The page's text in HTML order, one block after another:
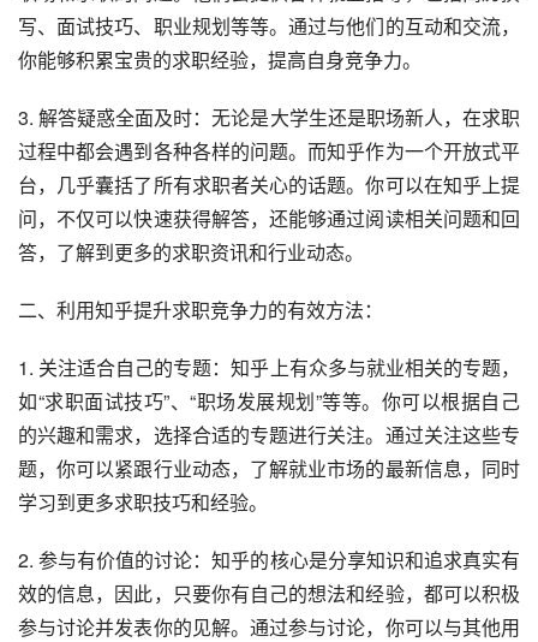
写、面试技巧、职业规划等等。通过与他们的互动和交流，
你能够积累宝贵的求职经验，提高自身竞争力。
3. 解答疑惑全面及时：无论是大学生还是职场新人，在求职
过程中都会遇到各种各样的问题。而知乎作为一个开放式平
台，几乎囊括了所有求职者关心的话题。你可以在知乎上提
问，不仅可以快速获得解答，还能够通过阅读相关问题和回
答，了解到更多的求职资讯和行业动态。
二、利用知乎提升求职竞争力的有效方法：
1. 关注适合自己的专题：知乎上有众多与就业相关的专题，
如“求职面试技巧”、“职场发展规划”等等。你可以根据自己
的兴趣和需求，选择合适的专题进行关注。通过关注这些专
题，你可以紧跟行业动态，了解就业市场的最新信息，同时
学习到更多求职技巧和经验。
2. 参与有价值的讨论：知乎的核心是分享知识和追求真实有
效的信息，因此，只要你有自己的想法和经验，都可以积极
参与讨论并发表你的见解。通过参与讨论，你可以与其他用